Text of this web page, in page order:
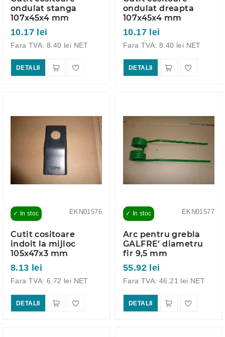
ondulat stanga
107x45x4 mm
10.17 lei
Fara TVA: 8.40 lei NET
DETALII
ondulat dreapta
107x45x4 mm
10.17 lei
Fara TVA: 8.40 lei NET
DETALII
EKN01576
✓ In stoc
Cutit cositoare
indoit la mijloc
105x47x3 mm
8.13 lei
Fara TVA: 6.72 lei NET
DETALII
EKN01577
✓ In stoc
Arc pentru grebla
GALFRE’ diametru
fir 9,5 mm
55.92 lei
Fara TVA: 46.21 lei NET
DETALII